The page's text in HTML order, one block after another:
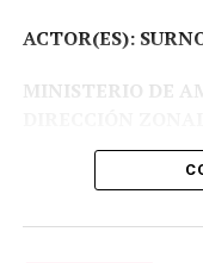
ACTOR(ES):
MINISTERIO DE
Proceso
00003-AA.
Fecha:09-03-2026